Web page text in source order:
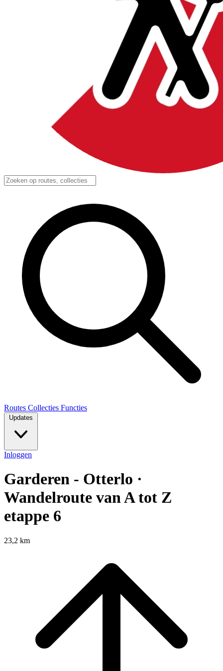
Routes Collecties Functies
Updates
Inloggen
Garderen - Otterlo ·
Wandelroute van A tot Z
etappe 6
23,2 km